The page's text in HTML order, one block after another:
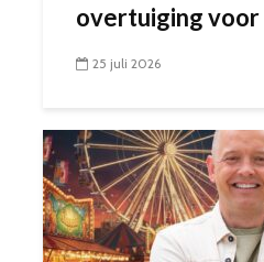
overtuiging voor
25 juli 2026